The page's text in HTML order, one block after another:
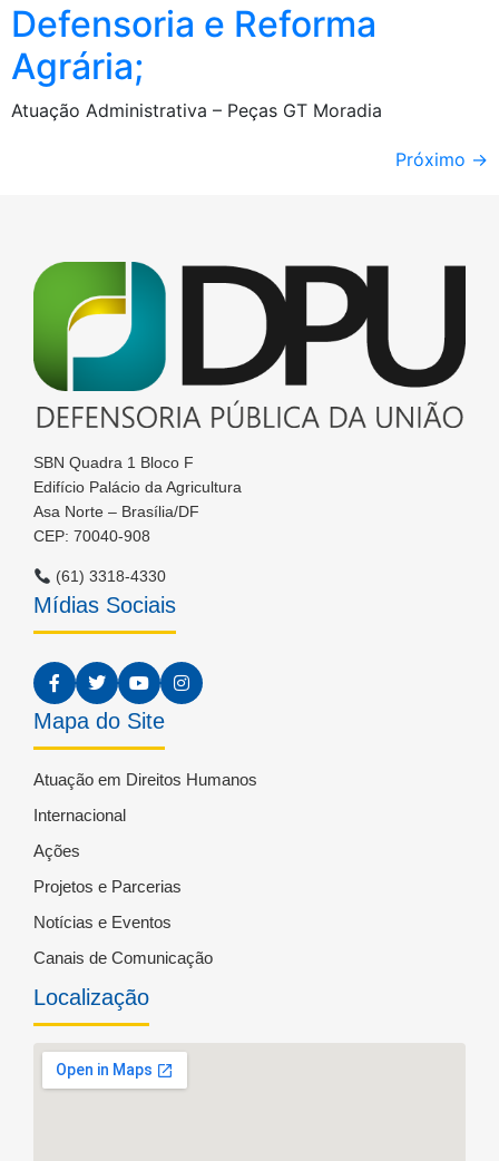
Defensoria e Reforma
Agrária;
Atuação Administrativa – Peças GT Moradia
Próximo →
SBN Quadra 1 Bloco F
Edifício Palácio da Agricultura
Asa Norte – Brasília/DF
CEP: 70040-908
(61) 3318-4330
Mídias Sociais
Mapa do Site
Atuação em Direitos Humanos
Internacional
Ações
Projetos e Parcerias
Notícias e Eventos
Canais de Comunicação
Localização